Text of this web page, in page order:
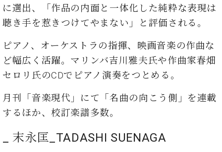
グ
ア
ク
ス
お
問
い
合
せ
に選出、「作品の内面と一体化した純粋な表現は
聴き手を惹きつけてやまない」と評価される。
ピアノ、オーケストラの指揮、映画音楽の作曲な
ど幅広く活躍。マリンバ吉川雅夫氏や作曲家春畑
セロリ氏のCDでピアノ演奏をつとめる。
月刊「音楽現代」にて「名曲の向こう側」を連載
するほか、校訂楽譜多数。
_ 末永匡_TADASHI SUENAGA